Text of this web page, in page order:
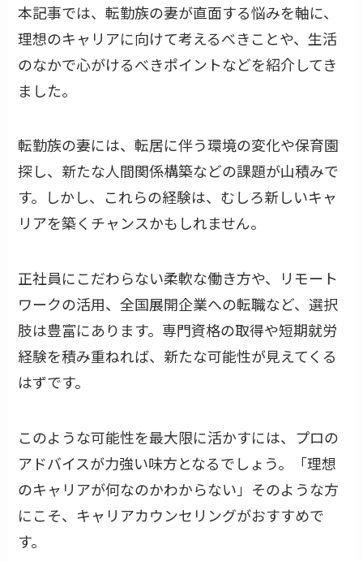
本記事では、転勤族の妻が直面する悩みを軸に、
理想のキャリアに向けて考えるべきことや、生活
のなかで心がけるべきポイントなどを紹介してき
ました。
転勤族の妻には、転居に伴う環境の変化や保育園
探し、新たな人間関係構築などの課題が山積みで
す。しかし、これらの経験は、むしろ新しいキャ
リアを築くチャンスかもしれません。
正社員にこだわらない柔軟な働き方や、リモート
ワークの活用、全国展開企業への転職など、選択
肢は豊富にあります。専門資格の取得や短期就労
経験を積み重ねれば、新たな可能性が見えてくる
はずです。
このような可能性を最大限に活かすには、プロの
アドバイスが力強い味方となるでしょう。「理想
のキャリアが何なのかわからない」そのような方
にこそ、キャリアカウンセリングがおすすめで
す。